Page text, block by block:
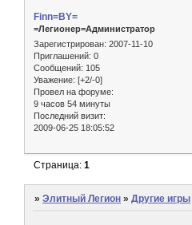
Finn=BY=
=Легионер=Администратор
Зарегистрирован: 2007-11-10
Приглашений: 0
Сообщений: 105
Уважение: [+2/-0]
Провел на форуме:
9 часов 54 минуты
Последний визит:
2009-06-25 18:05:52
Страница:1
»Элитный Легион »Другие игры